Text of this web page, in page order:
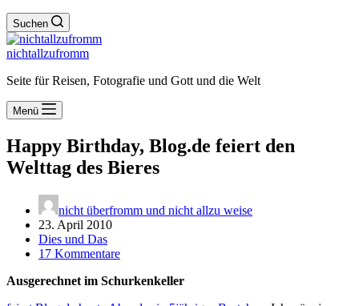
Suchen
nichtallzufromm
Seite für Reisen, Fotografie und Gott und die Welt
Menü
Happy Birthday, Blog.de feiert den
Welttag des Bieres
nicht überfromm und nicht allzu weise
23. April 2010
Dies und Das
17 Kommentare
Ausgerechnet im Schurkenkeller